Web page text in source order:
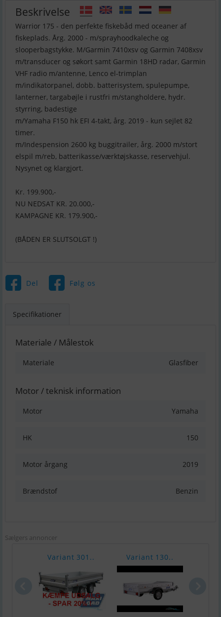
Beskrivelse
Warrior 175 - den perfekte fiskebåd med oceaner af
fiskeplads. Årg. 2000 - m/sprayhoodkaleche og
slooperbagstykke. M/Garmin 7410xsv og Garmin 7408xsv
m/transducer og søkort samt Garmin 18HD radar, Garmin
VHF radio m/antenne, Lenco el-trimplan
m/indikatorpanel, dobb. batterisystem, spulepumpe,
lanterner, targabøjle i rustfri m/stangholdere, hydr.
styrring, badestige
m/Yamaha F150 hk EFI 4-takt, årg. 2019 - kun sejlet 82
timer.
m/Indespension 2600 kg buggitrailer, årg. 2000 m/stort
elspil m/reb, batterikasse/værktøjskasse, reservehjul.
Nysynet og klargjort.
Kr. 199.900,-
NU NEDSAT KR. 20.000,-
KAMPAGNE KR. 179.900,-
(BÅDEN ER SLUTSOLGT !)
Del Følg os
Specifikationer
Materiale / Målestok
Materiale Glasfiber
Motor / teknisk information
Motor Yamaha
HK 150
Motor årgang 2019
Brændstof Benzin
Sælgers annoncer
Variant 301.. Variant 130..